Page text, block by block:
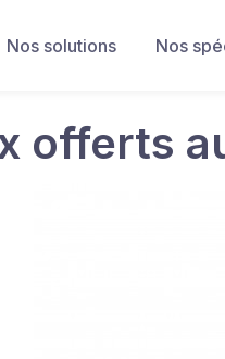
Nos solutions Nos
offerts